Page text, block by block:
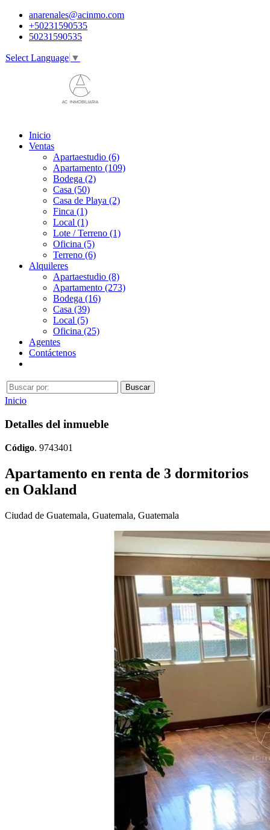
anarenales@acinmo.com
+50231590535
50231590535
Select Language ▼
Inicio
Ventas
Apartaestudio (6)
Apartamento (109)
Bodega (2)
Casa (50)
Casa de Playa (2)
Finca (1)
Local (1)
Lote / Terreno (1)
Oficina (5)
Terreno (6)
Alquileres
Apartaestudio (8)
Apartamento (273)
Bodega (16)
Casa (39)
Local (5)
Oficina (25)
Agentes
Contáctenos
Inicio
Detalles del inmueble
Código. 9743401
Apartamento en renta de 3 dormitorios
en Oakland
Ciudad de Guatemala, Guatemala, Guatemala